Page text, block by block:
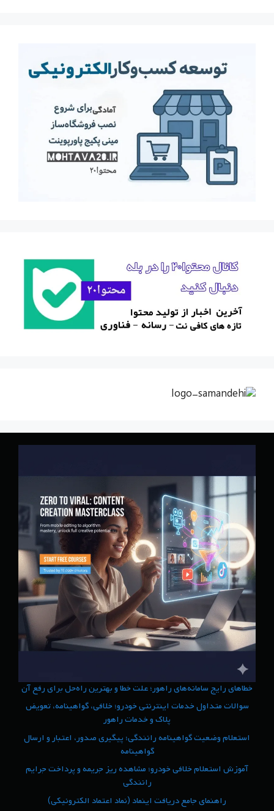
خطاهای رایج سامانه‌های راهور؛ علت خطا و بهترین راه‌حل برای رفع آن
سوالات متداول خدمات اینترنتی خودرو؛ خلافی، گواهینامه، تعویض
پلاک و خدمات راهور
استعلام وضعیت گواهینامه رانندگی؛ پیگیری صدور، اعتبار و ارسال
گواهینامه
آموزش استعلام خلافی خودرو؛ مشاهده ریز جریمه و پرداخت جرایم
رانندگی
راهنمای جامع دریافت اینماد (نماد اعتماد الکترونیکی)